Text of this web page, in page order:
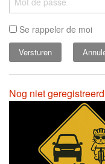
Se rappeler de moi
Nog niet